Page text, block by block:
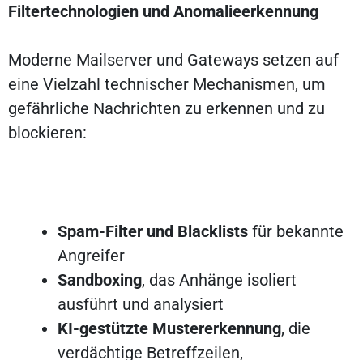
Filtertechnologien und Anomalieerkennung
Moderne Mailserver und Gateways setzen auf
eine Vielzahl technischer Mechanismen, um
gefährliche Nachrichten zu erkennen und zu
blockieren:
Spam-Filter und Blacklists für bekannte
Angreifer
Sandboxing, das Anhänge isoliert
ausführt und analysiert
KI-gestützte Mustererkennung, die
verdächtige Betreffzeilen,